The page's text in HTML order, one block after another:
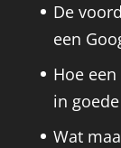
De
een
Hoe
in
Wat